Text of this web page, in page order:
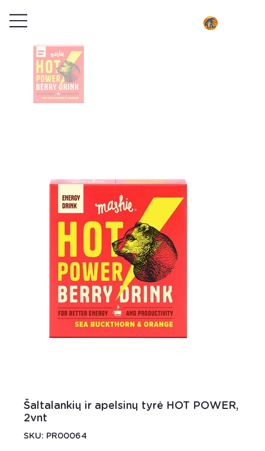
Šaltalankių ir apelsinų tyrė HOT POWER,
2vnt
SKU: SKU
PR00064
PR00064